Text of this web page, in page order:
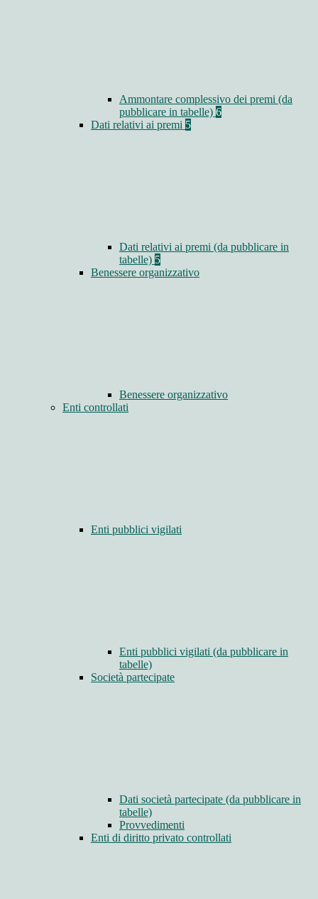
Ammontare complessivo dei premi (da
pubblicare in tabelle) 6
Dati relativi ai premi 5
Dati relativi ai premi (da pubblicare in
tabelle) 5
Benessere organizzativo
Benessere organizzativo
Enti controllati
Enti pubblici vigilati
Enti pubblici vigilati (da pubblicare in
tabelle)
Società partecipate
Dati società partecipate (da pubblicare in
tabelle)
Provvedimenti
Enti di diritto privato controllati